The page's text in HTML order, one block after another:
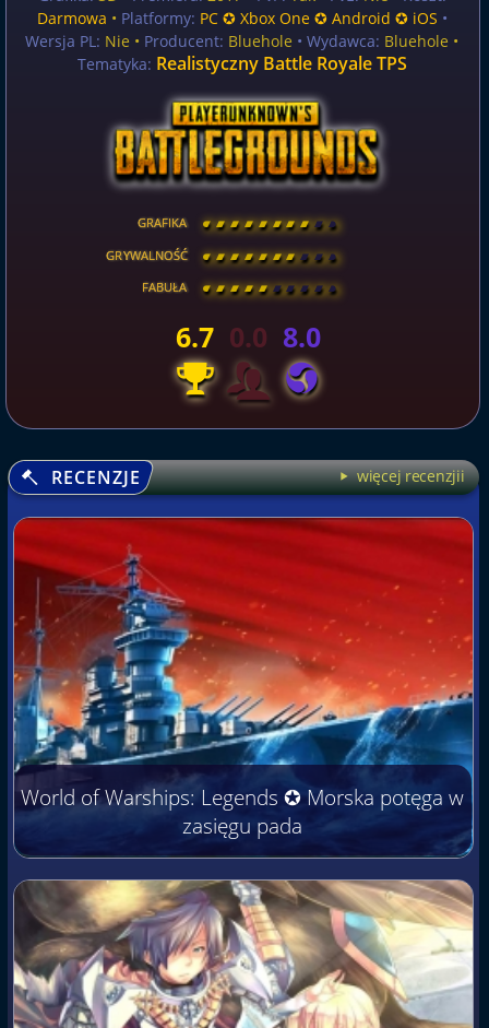
Darmowa • Platformy: PC ✪ Xbox One ✪ Android ✪ iOS •
Wersja PL: Nie • Producent: Bluehole • Wydawca: Bluehole •
Tematyka: Realistyczny Battle Royale TPS
GRAFIKA [ \ \ \ \ \ \ \ \ ]
GRYWALNOŚĆ [ \ \ \ \ \ \ \ \ ]
FABUŁA [ \ \ \ \ \ \ \ \ ]
6.7 0.0 8.0
RECENZJE więcej recenzjii
World of Warships: Legends ✪ Morska potęga w
zasięgu pada